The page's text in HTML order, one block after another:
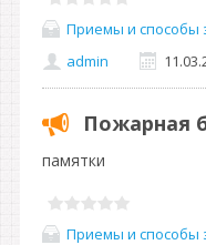
Приемы и способы
admin
Пожарная
памятки
Приемы и способы